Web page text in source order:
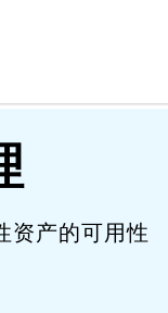
资产的可用性